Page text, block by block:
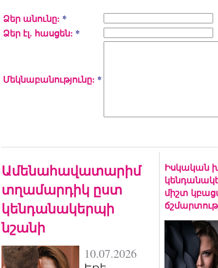
Ձեր անունը: *
Ձեր էլ. հասցեն: *
Մեկնաբանությունը: *
Ամենահավատարիմ
տղամարդիկ ըստ
կենդանակերպի
նշանի
10.07.2026
Իսկական
միշտ